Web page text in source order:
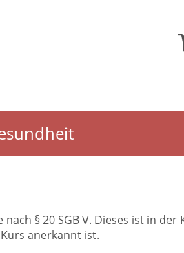
§ 20 SGB V. Dieses ist in
anerkannt ist.